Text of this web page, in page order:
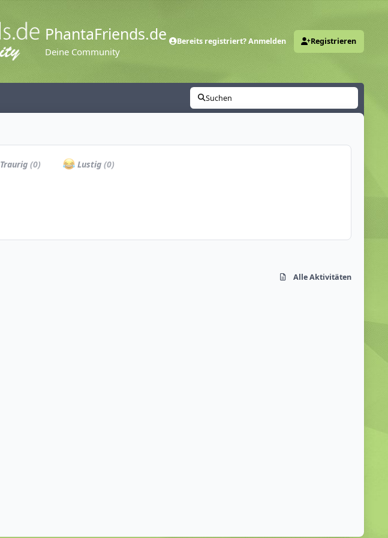
PhantaFriends.de
Deine Community
Bereits registriert? Anmelden Registrieren
Suchen
Traurig(0) Lustig (0)
Alle Aktivitäten